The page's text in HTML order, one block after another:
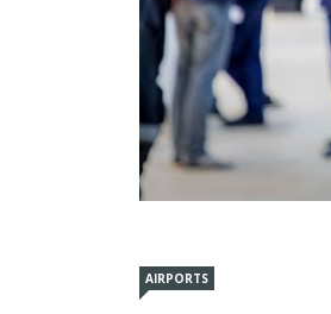
AIRPORTS